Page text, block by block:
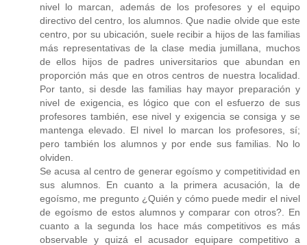
nivel lo marcan, además de los profesores y el equipo
directivo del centro, los alumnos. Que nadie olvide que este
centro, por su ubicación, suele recibir a hijos de las familias
más representativas de la clase media jumillana, muchos
de ellos hijos de padres universitarios que abundan en
proporción más que en otros centros de nuestra localidad.
Por tanto, si desde las familias hay mayor preparación y
nivel de exigencia, es lógico que con el esfuerzo de sus
profesores también, ese nivel y exigencia se consiga y se
mantenga elevado. El nivel lo marcan los profesores, sí;
pero también los alumnos y por ende sus familias. No lo
olviden.
Se acusa al centro de generar egoísmo y competitividad en
sus alumnos. En cuanto a la primera acusación, la de
egoísmo, me pregunto ¿Quién y cómo puede medir el nivel
de egoísmo de estos alumnos y comparar con otros?. En
cuanto a la segunda los hace más competitivos es más
observable y quizá el acusador equipare competitivo a